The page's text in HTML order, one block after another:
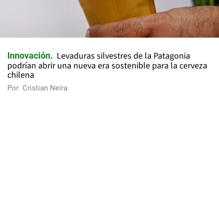
Innovación
Levaduras silvestres de la Patagonia
podrían abrir una nueva era sostenible para la cerveza
chilena
Por Cristian Neira